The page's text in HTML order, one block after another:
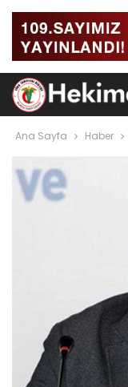
Ana Sayfa Haber